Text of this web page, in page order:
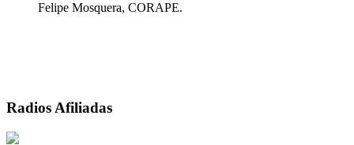
Felipe Mosquera, CORAPE.
Radios Afiliadas